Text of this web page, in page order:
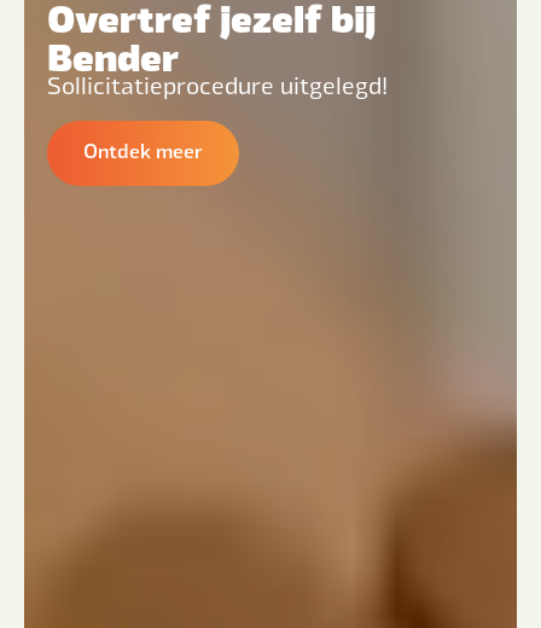
Overtref jezelf bij
Bender
Sollicitatieprocedure uitgelegd!
Ontdek meer